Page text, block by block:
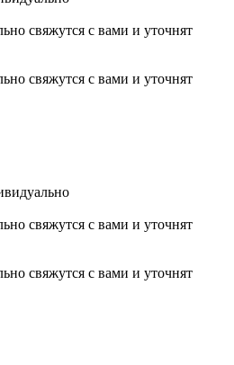
свяжутся с вами и уточнят
свяжутся с вами и уточнят
свяжутся с вами и уточнят
свяжутся с вами и уточнят